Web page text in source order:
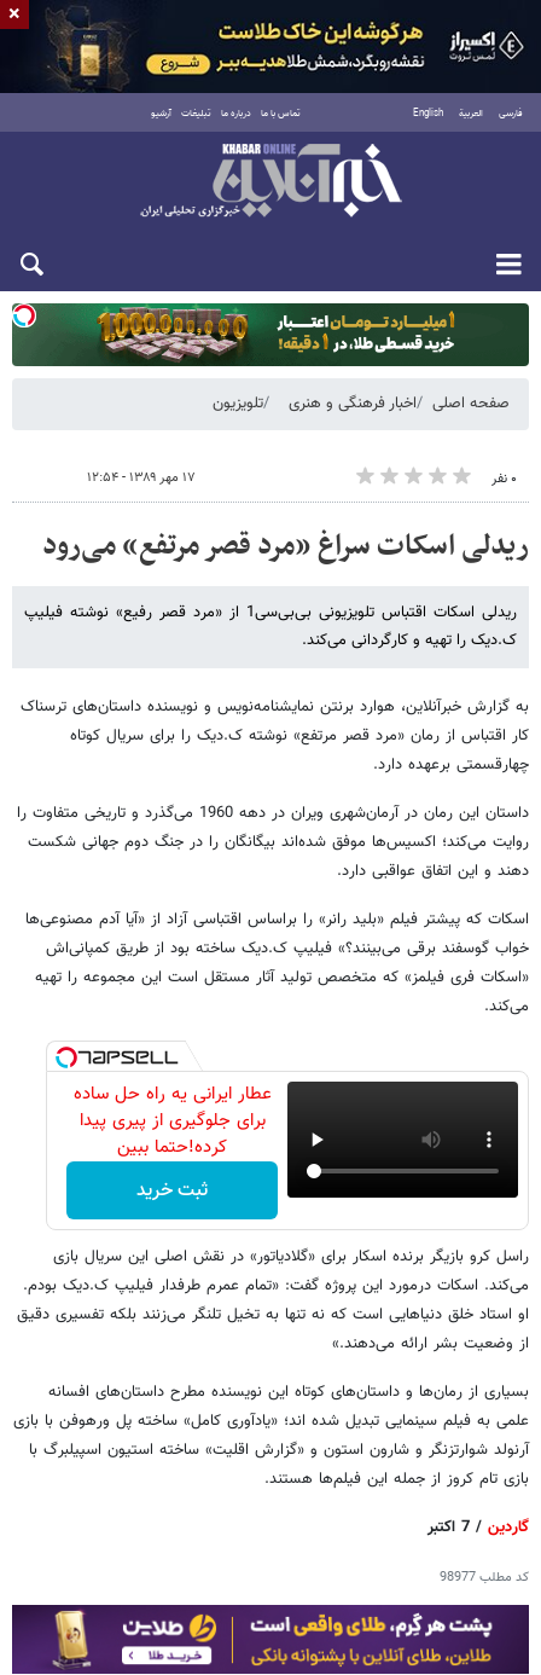
فارسی العربية English تماس با ما درباره ما تبلیغات آرشیو
دوشنبه ۱۹ مرداد ۱۴۰۵
صفحه اصلی اخبار فرهنگی و هنری تلویزیون
۰ نفر ۱۷ مهر ۱۳۸۹ - ۱۲:۵۴
ریدلی اسکات سراغ «مرد قصر مرتفع» می‌رود
ریدلی اسکات اقتباس تلویزیونی بی‌بی‌سی1 از «مرد قصر رفیع» نوشته فیلیپ
ک.دیک را تهیه و کارگردانی می‌کند.
به گزارش خبرآنلاین، هوارد برنتن نمایشنامه‌نویس و نویسنده داستان‌های ترسناک
کار اقتباس از رمان «مرد قصر مرتفع» نوشته ک.دیک را برای سریال کوتاه
چهارقسمتی برعهده دارد.
داستان این رمان در آرمان‌شهری ویران در دهه 1960 می‌گذرد و تاریخی متفاوت را
روایت می‌کند؛ اکسیس‌ها موفق شده‌اند بیگانگان را در جنگ دوم جهانی شکست
دهند و این اتفاق عواقبی دارد.
اسکات که پیشتر فیلم «بلید رانر» را براساس اقتباسی آزاد از «آیا آدم مصنوعی‌ها
خواب گوسفند برقی می‌بینند؟» فیلیپ ک.دیک ساخته بود از طریق کمپانی‌اش
«اسکات فری فیلمز» که متخصص تولید آثار مستقل است این مجموعه را تهیه
می‌کند.
عطار ایرانی یه راه حل ساده
برای جلوگیری از پیری پیدا
کرده!حتما ببین
ثبت خرید
راسل کرو بازیگر برنده اسکار برای «گلادیاتور» در نقش اصلی این سریال بازی
می‌کند. اسکات درمورد این پروژه گفت: «تمام عمرم طرفدار فیلیپ ک.دیک بودم.
او استاد خلق دنیاهایی است که نه تنها به تخیل تلنگر می‌زنند بلکه تفسیری دقیق
از وضعیت بشر ارائه می‌دهند.»
بسیاری از رمان‌ها و داستان‌های کوتاه این نویسنده مطرح داستان‌های افسانه
علمی به فیلم سینمایی تبدیل شده اند؛ «یادآوری کامل» ساخته پل ورهوفن با بازی
آرنولد شوارتزنگر و شارون استون و «گزارش اقلیت» ساخته استیون اسپیلبرگ با
بازی تام کروز از جمله این فیلم‌ها هستند.
گاردین / 7 اکتبر
کد مطلب98977
×